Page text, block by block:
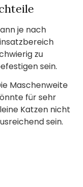
je nach
zu
sein.
Maschenweite
für sehr
Katzen nicht
sein.